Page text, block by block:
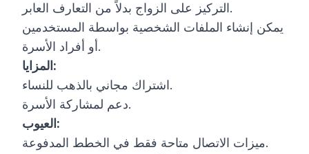
التركيز على الزواج بدلاً من التعارف العابر.
يمكن إنشاء الملفات الشخصية بواسطة المستخدمين
أو أفراد الأسرة.
المزايا:
اشتراك مجاني بالذهب للنساء.
دعم لمشاركة الأسرة.
العيوب:
ميزات الاتصال متاحة فقط في الخطط المدفوعة.